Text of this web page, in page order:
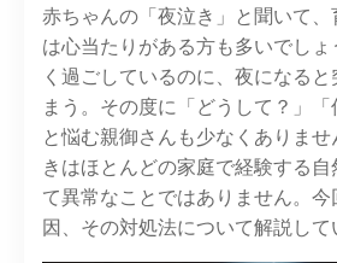
赤ちゃんの「夜泣き」と聞いて
は心当たりがある方も多いでし
く過ごしているのに、夜になる
まう。その度に「どうして？」「
と悩む親御さんも少なくありま
きはほとんどの家庭で経験する
て異常なことではありません。
因、その対処法について解説して